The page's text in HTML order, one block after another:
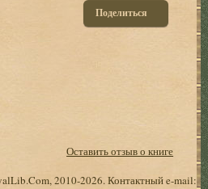
Поделиться
Оставить отзыв о книге
2010-2026. Контактный e-mail: